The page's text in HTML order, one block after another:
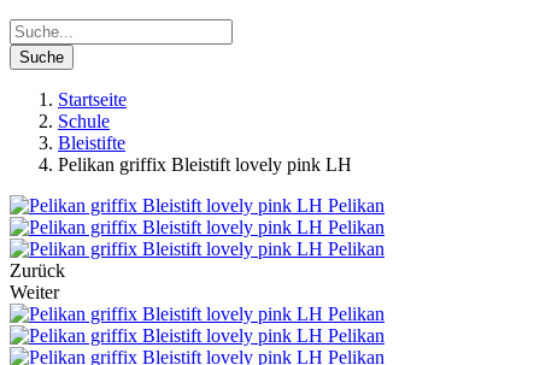
Suche
Startseite
Schule
Bleistifte
Pelikan griffix Bleistift lovely pink LH
Zurück
Weiter